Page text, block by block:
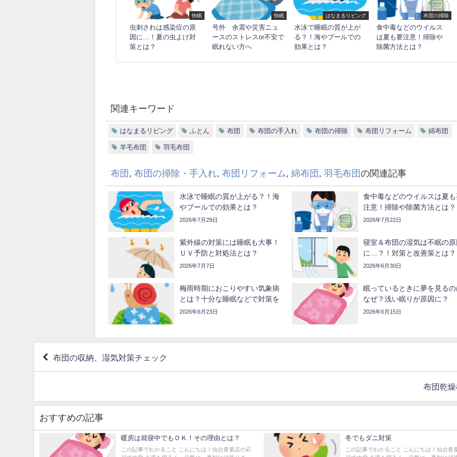
快眠
虫刺されは感染症の原
因に…！夏の虫よけ対
策とは？
快眠
号外 余震や災害ニュ
ースのストレスor不安で
眠れない方へ
はなまるリビング
水泳で睡眠の質が上が
る？！海やプールでの
効果とは？
布団の掃除
食中毒などのウイルス
は夏も要注意！掃除や
除菌方法とは？
関連キーワード
はなまるリビング ふとん 布団 布団の手入れ 布団の掃除 布団リフォーム 綿布団
羊毛布団 羽毛布団
布団 ,布団の掃除・手入れ ,布団リフォーム ,綿布団 ,羽毛布団の関連記事
水泳で睡眠の質が上がる？！海
やプールでの効果とは？
2026年7月29日
食中毒などのウイルスは夏
注意！掃除や除菌方法とは？
2026年7月22日
紫外線の対策には睡眠も大事！
ＵＶ予防と対処法とは？
2026年7月7日
寝室＆布団の湿気は不眠の
に…？！対策と改善策とは？
2026年6月30日
梅雨時期におこりやすい気象病
とは？十分な睡眠などで対策を
2026年6月23日
眠っているときに夢を見る
なぜ？浅い眠りが原因に？
2026年6月15日
布団の収納、湿気対策チェック
布団乾
おすすめの記事
暖房は就寝中でもＯＫ！その理由とは？
この記事でわかること こんにちは！仙台青葉店の石
冬でもダニ対策
この記事でわかること こんにちは！仙台青